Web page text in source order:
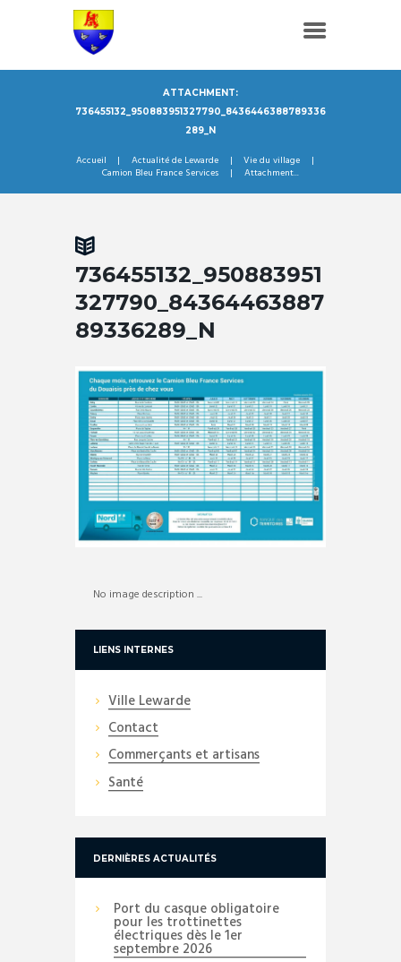
ATTACHMENT:
736455132_950883951327790_8436446388789336
289_N
Accueil Actualité de Lewarde
Vie du village
Camion Bleu France Services
Attachment...
736455132_950883951
327790_84364463887
89336289_N
No image description ...
LIENS INTERNES
Ville Lewarde
Contact
Commerçants et artisans
Santé
DERNIÈRES ACTUALITÉS
Port du casque obligatoire
pour les trottinettes
électriques dès le 1er
septembre 2026